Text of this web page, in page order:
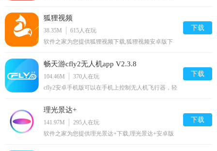
狐狸视频
38.35M 615人在玩
软件之家为您提供狐狸视频下载,狐狸视频安卓版下
下载
畅天游cfly2无人机app V2.3.8
104.46M 370人在玩
cfly2安卓手机版可以在手机上控制无人机飞行器，轻
和分享，可以设置航行路线哦，喜爱的朋友赶快下载
使用吧！cfly2app主要功能远程遥控拍照录像，飞行
器与app连接之后
下载
理光景达+
141.97M 295人在玩
软件之家为您提供理光景达+下载,理光景达+安卓版
下载